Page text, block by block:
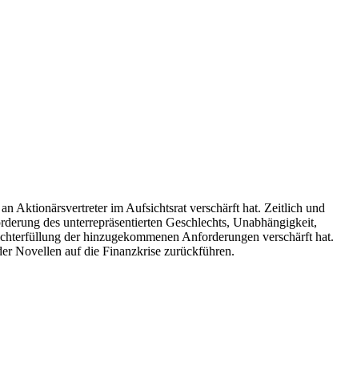
Aktionärsvertreter im Aufsichtsrat verschärft hat. Zeitlich und
des unterrepräsentierten Geschlechts, Unabhängigkeit,
der hinzugekommenen Anforderungen verschärft hat.
Novellen auf die Finanzkrise zurückführen.